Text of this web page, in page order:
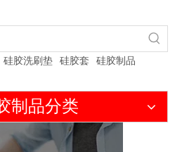
硅胶洗刷垫 硅胶套
硅胶制品
制品分类